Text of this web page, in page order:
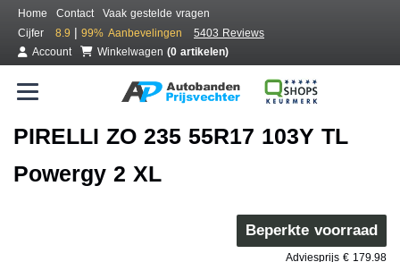
Home Contact
Vaak gestelde vragen
Cijfer
8.9 | 99% Aanbevelingen
5403 Reviews
Account
Winkelwagen (0 artikelen)
PIRELLI ZO 235 55R17 103Y TL
Powergy 2 XL
Beperkte voorraad
Adviesprijs € 179.98